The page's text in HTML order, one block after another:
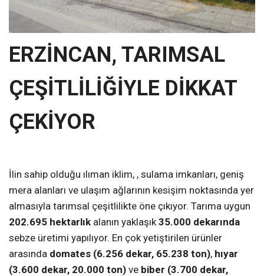
ERZİNCAN, TARIMSAL
ÇEŞİTLİLİĞİYLE DİKKAT
ÇEKİYOR
İlin sahip olduğu ılıman iklim, , sulama imkanları, geniş
mera alanları ve ulaşım ağlarının kesişim noktasında yer
almasıyla tarımsal çeşitlilikte öne çıkıyor. Tarıma uygun
202.695 hektarlık alanın yaklaşık 35.000 dekarında
sebze üretimi yapılıyor. En çok yetiştirilen ürünler
arasında domates (6.256 dekar, 65.238 ton), hıyar
(3.600 dekar, 20.000 ton) ve biber (3.700 dekar,